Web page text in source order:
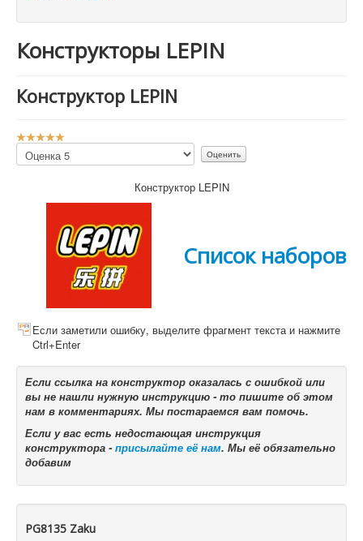
Конструкторы LEPIN
Конструктор LEPIN
Р
е
й
5
Пожалуйста,
оцените
Конструктор LEPIN
Список наборов
Если заметили ошибку, выделите фрагмент текста и нажмите
Ctrl+Enter
Если ссылка на конструктор оказалась с ошибкой или
вы не нашли нужную инструкцию - то пишите об этом
нам в комментариях. Мы постараемся вам помочь.
Если у вас есть недостающая инструкция
конструктора -присылайте её нам. Мы её обязательно
добавим
PG8135 Zaku